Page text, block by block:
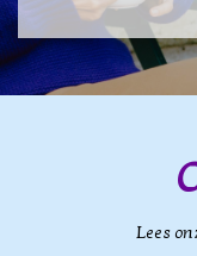
Lees